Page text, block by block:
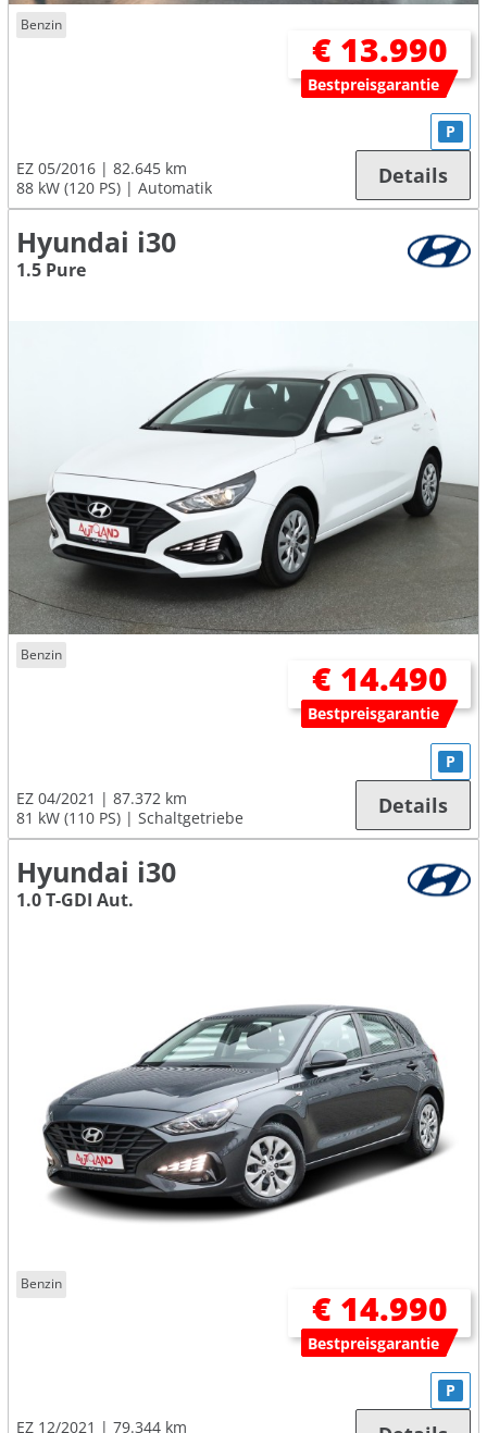
Benzin
€ 13.990
Bestpreisgarantie
EZ 05/2016
82.645 km
88 kW (120 PS)
Automatik
P
Details
Hyundai i30
1.5 Pure
Benzin
€ 14.490
Bestpreisgarantie
EZ 04/2021
87.372 km
81 kW (110 PS)
Schaltgetriebe
P
Details
Hyundai i30
1.0 T-GDI Aut.
Benzin
€ 14.990
Bestpreisgarantie
EZ 12/2021
79.344 km
P